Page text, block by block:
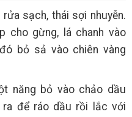
sạch, thái sợi nhuyễn.
cho gừng, lá chanh vào
bỏ sả vào chiên vàng
năng bỏ vào chảo dầu
ra để ráo dầu rồi lắc với